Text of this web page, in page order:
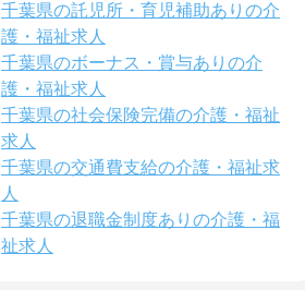
千葉県の託児所・育児補助ありの介
護・福祉求人
千葉県のボーナス・賞与ありの介
護・福祉求人
千葉県の社会保険完備の介護・福祉
求人
千葉県の交通費支給の介護・福祉求
人
千葉県の退職金制度ありの介護・福
祉求人